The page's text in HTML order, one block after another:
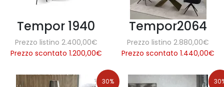
Tempor 1940
Prezzo listino 2.400,00€
Prezzo scontato 1.200,00€
Tempor2064
Prezzo listino 2.880,00€
Prezzo scontato 1.440,00€
30%